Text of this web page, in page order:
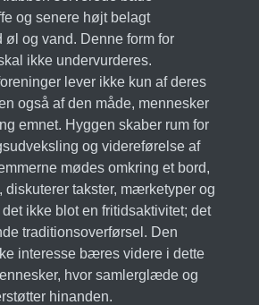
og senere højt belagt
øl og vand. Denne form for
ikke undervurderes.
lever ikke kun af deres
også af den måde, mennesker
emnet. Hyggen skaber rum for
og videreførelse af
mødes omkring et bord,
diskuterer takster, mærketyper og
ikke blot en fritidsaktivitet; det
traditionsoverførsel. Den
interesse bæres videre i dette
hvor samlerglæde og
hinanden.